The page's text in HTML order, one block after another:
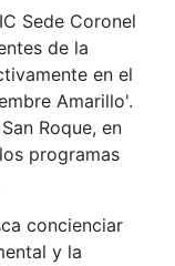
Sede Coronel
de la
en el
Amarillo'.
Roque, en
programas
concienciar
y la